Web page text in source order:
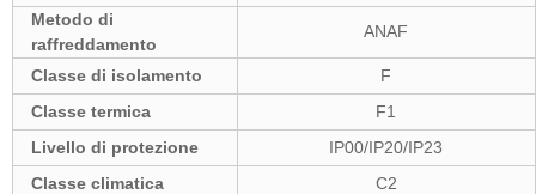
Metodo di
raffreddamento
ANAF
Classe di isolamento
F
Classe termica
F1
Livello di protezione
IP00/IP20/IP23
Classe climatica
C2